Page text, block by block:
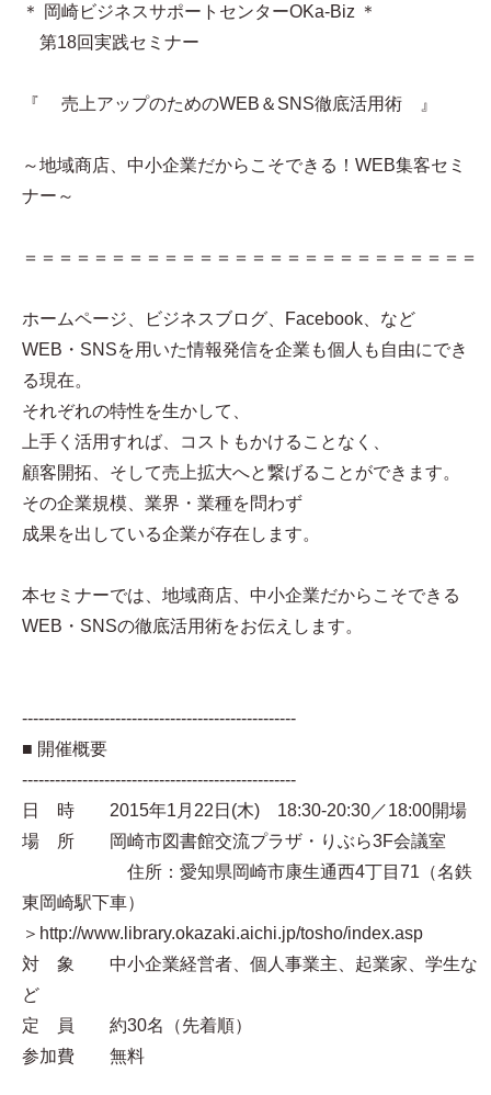
＊ 岡崎ビジネスサポートセンターOKa-Biz ＊
第18回実践セミナー
『 売上アップのためのWEB＆SNS徹底活用術 』
～地域商店、中小企業だからこそできる！WEB集客セミ
ナー～
＝＝＝＝＝＝＝＝＝＝＝＝＝＝＝＝＝＝＝＝＝＝＝＝＝＝
ホームページ、ビジネスブログ、Facebook、など
WEB・SNSを用いた情報発信を企業も個人も自由にでき
る現在。
それぞれの特性を生かして、
上手く活用すれば、コストもかけることなく、
顧客開拓、そして売上拡大へと繋げることができます。
その企業規模、業界・業種を問わず
成果を出している企業が存在します。
本セミナーでは、地域商店、中小企業だからこそできる
WEB・SNSの徹底活用術をお伝えします。
--------------------------------------------------
■ 開催概要
--------------------------------------------------
日 時 2015年1月22日(木) 18:30-20:30／18:00開場
場 所 岡崎市図書館交流プラザ・りぶら3F会議室
住所：愛知県岡崎市康生通西4丁目71（名鉄
東岡崎駅下車）
＞http://www.library.okazaki.aichi.jp/tosho/index.asp
対 象 中小企業経営者、個人事業主、起業家、学生な
ど
定 員 約30名（先着順）
参加費 無料